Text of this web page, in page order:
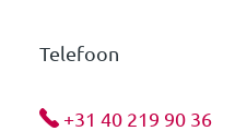
Telefoon
+31 40 219 90 36